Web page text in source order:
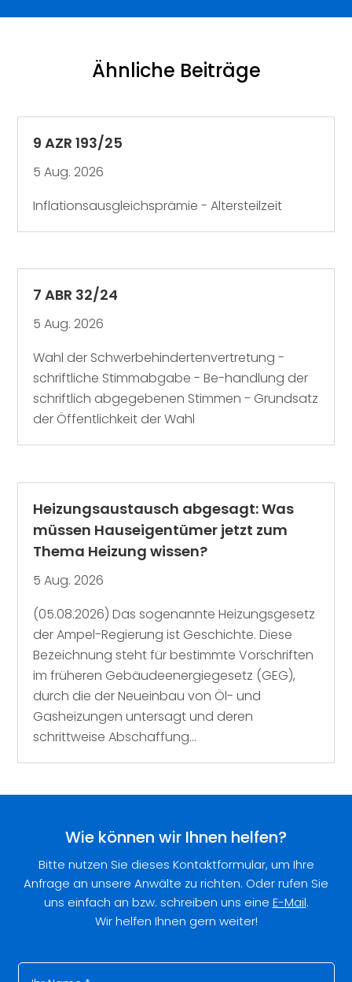
Ähnliche Beiträge
9 AZR 193/25
5 Aug. 2026
Inflationsausgleichsprämie - Altersteilzeit
7 ABR 32/24
5 Aug. 2026
Wahl der Schwerbehindertenvertretung -
schriftliche Stimmabgabe - Be-handlung der
schriftlich abgegebenen Stimmen - Grundsatz
der Öffentlichkeit der Wahl
Heizungsaustausch abgesagt: Was
müssen Hauseigentümer jetzt zum
Thema Heizung wissen?
5 Aug. 2026
(05.08.2026) Das sogenannte Heizungsgesetz
der Ampel-Regierung ist Geschichte. Diese
Bezeichnung steht für bestimmte Vorschriften
im früheren Gebäudeenergiegesetz (GEG),
durch die der Neueinbau von Öl- und
Gasheizungen untersagt und deren
schrittweise Abschaffung...
Wie können wir Ihnen helfen?
Bitte nutzen Sie dieses Kontaktformular, um Ihre
Anfrage an unsere Anwälte zu richten. Oder rufen Sie
uns einfach an bzw. schreiben uns eine E-Mail.
Wir helfen Ihnen gern weiter!